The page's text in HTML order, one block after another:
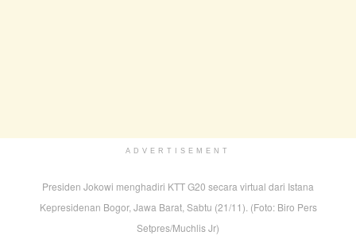
ADVERTISEMENT
Presiden Jokowi menghadiri KTT G20 secara virtual dari Istana
Kepresidenan Bogor, Jawa Barat, Sabtu (21/11). (Foto: Biro Pers
Setpres/Muchlis Jr)